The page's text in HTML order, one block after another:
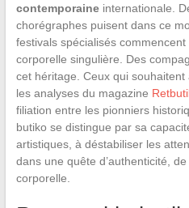
contemporaineinternationale.
chorégraphes puisent dans ce
festivals spécialisés commencent
corporelle singulière. Des
cet héritage. Ceux qui
les analyses du magazine
filiation entre les pionniers
butiko se distingue par sa
artistiques, à déstabiliser les
dans une quête d’authenticité,
corporelle.